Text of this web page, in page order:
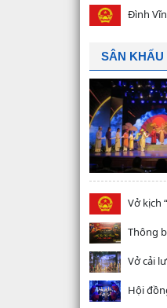
Đình
SÂN KHẤU
Vở kịch
Thông
Vở cải
Hội